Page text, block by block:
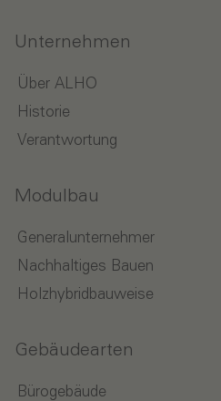
Unternehmen
Über ALHO
Historie
Verantwortung
Modulbau
Generalunternehmer
Nachhaltiges Bauen
Holzhybridbauweise
Gebäudearten
Bürogebäude